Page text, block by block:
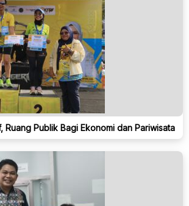
Ruang Publik Bagi Ekonomi dan Pariwisata